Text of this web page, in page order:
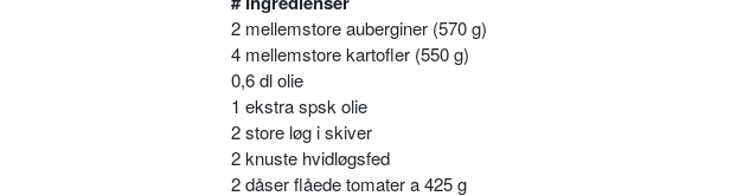
2 mellemstore auberginer (570 g)
4 mellemstore kartofler (550 g)
0,6 dl olie
1 ekstra spsk olie
2 store løg i skiver
2 knuste hvidløgsfed
2 dåser flåede tomater a 425 g